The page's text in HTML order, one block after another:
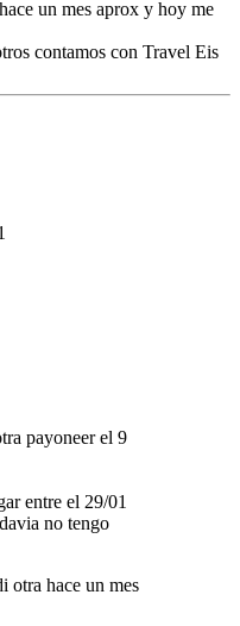
un mes aprox y hoy me
contamos con Travel Eis
payoneer el 9
entre el 29/01
no tengo
otra hace un mes